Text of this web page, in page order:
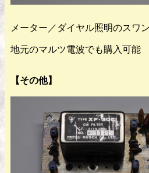
メーター／ダイヤル照明のスワ
地元のマルツ電波でも購入可能
【その他】